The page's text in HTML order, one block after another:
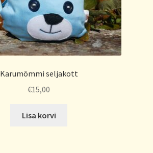
Karumõmmi seljakott
€15,00
Lisa korvi